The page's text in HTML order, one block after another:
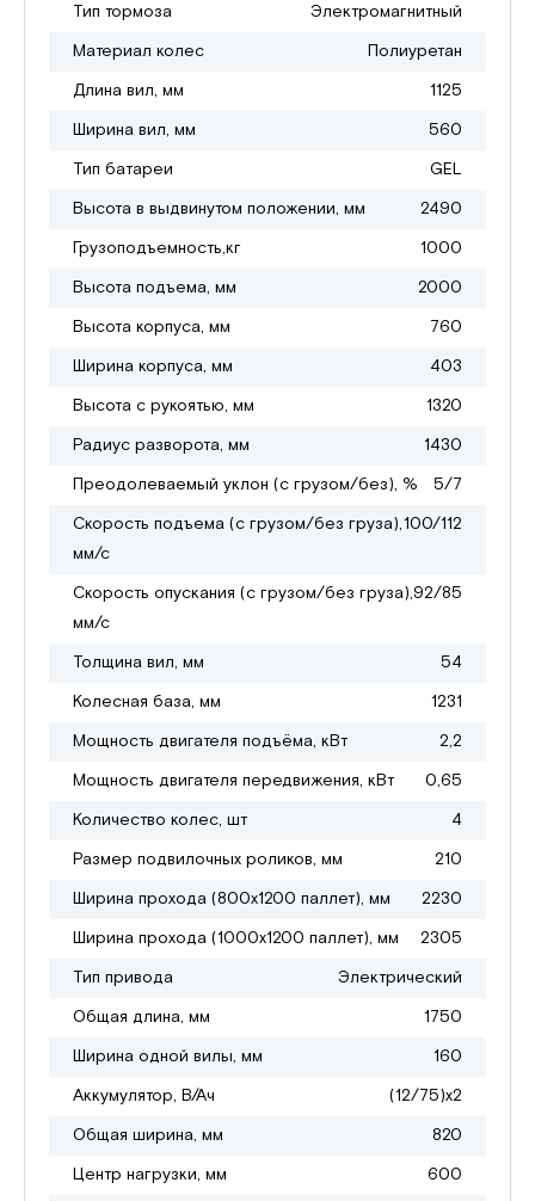
Тип тормоза
Электромагнитный
Материал колес
Полиуретан
Длина вил, мм
1125
Ширина вил, мм
560
Тип батареи
GEL
Высота в выдвинутом положении, мм
2490
Грузоподъемность,кг
1000
Высота подъема, мм
2000
Высота корпуса, мм
760
Ширина корпуса, мм
403
Высота с рукоятью, мм
1320
Радиус разворота, мм
1430
Преодолеваемый уклон (с грузом/без), %
5/7
Скорость подъема (с грузом/без груза),
мм/с
100/112
Скорость опускания (с грузом/без груза),
мм/с
92/85
Толщина вил, мм
54
Колесная база, мм
1231
Мощность двигателя подъёма, кВт
2,2
Мощность двигателя передвижения, кВт
0,65
Количество колес, шт
4
Размер подвилочных роликов, мм
210
Ширина прохода (800х1200 паллет), мм
2230
Ширина прохода (1000х1200 паллет), мм
2305
Тип привода
Электрический
Общая длина, мм
1750
Ширина одной вилы, мм
160
Аккумулятор, В/Ач
(12/75)х2
Общая ширина, мм
820
Центр нагрузки, мм
600